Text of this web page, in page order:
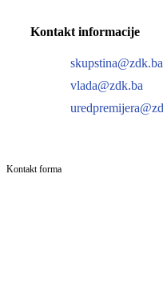
Kontakt informacije
skupstina@zdk.ba
vlada@zdk.ba
Kontakt forma